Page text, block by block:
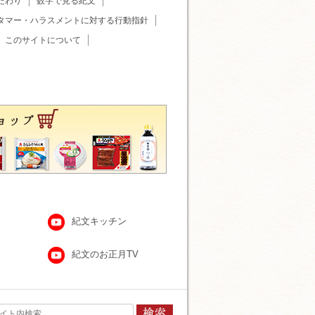
マー・ハラスメントに対する行動指針
このサイトについて
紀文キッチン
紀文のお正月TV